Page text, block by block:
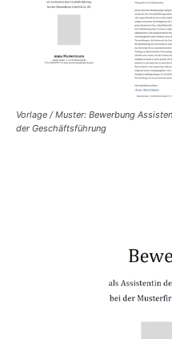
Vorlage / Muster: Bewerbung
der Geschäftsführung